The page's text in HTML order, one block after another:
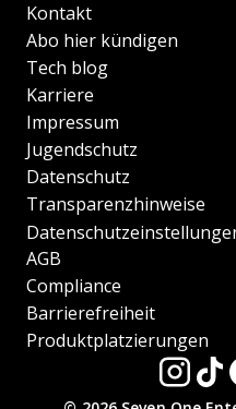
Kontakt
Abo hier kündigen
Tech blog
Karriere
Impressum
Jugendschutz
Datenschutz
Transparenzhinweise
AGB
Compliance
Barrierefreiheit
Produktplatzierungen